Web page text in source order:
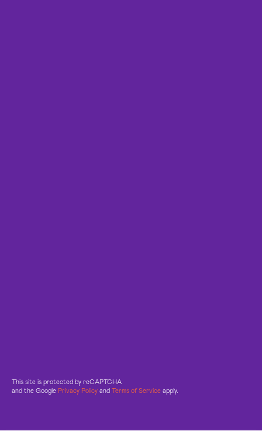
This site is protected by reCAPTCHA
and the Google Privacy Policy and Terms of Service apply.